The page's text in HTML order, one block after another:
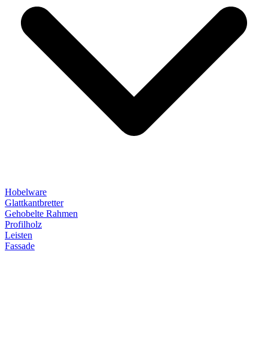
Hobelware
Glattkantbretter
Gehobelte Rahmen
Profilholz
Leisten
Fassade